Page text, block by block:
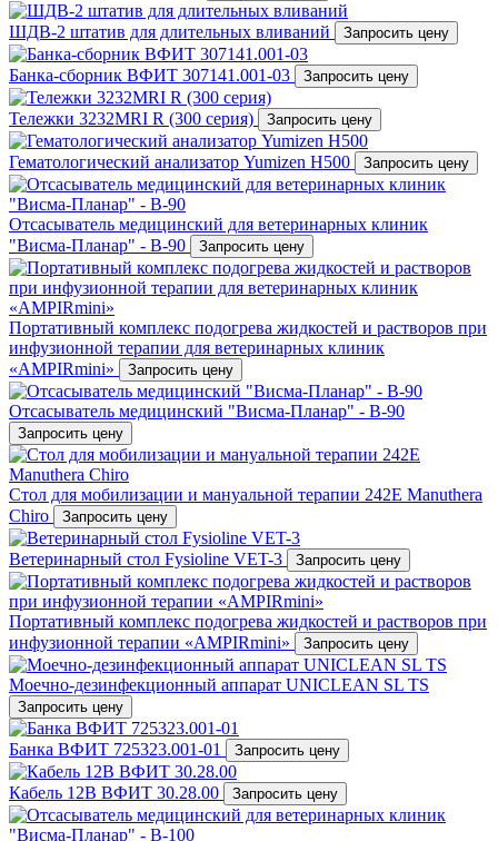
ШДВ-2 штатив для длительных вливаний Запросить цену
Банка-сборник ВФИТ 307141.001-03 Запросить цену
Тележки 3232MRI R (300 серия) Запросить цену
Гематологический анализатор Yumizen H500 Запросить цену
Отсасыватель медицинский для ветеринарных клиник
"Висма-Планар" - В-90
Запросить цену
Портативный комплекс подогрева жидкостей и растворов при
инфузионной терапии для ветеринарных клиник
«AMPIRmini»
Запросить цену
Отсасыватель медицинский "Висма-Планар" - В-90
Запросить цену
Стол для мобилизации и мануальной терапии 242E Manuthera
Chiro
Запросить цену
Ветеринарный стол Fysioline VET-3 Запросить цену
Портативный комплекс подогрева жидкостей и растворов при
инфузионной терапии «AMPIRmini»
Запросить цену
Mоечно-дезинфекционный аппарат UNICLEAN SL TS
Запросить цену
Банка ВФИТ 725323.001-01 Запросить цену
Кабель 12В ВФИТ 30.28.00 Запросить цену